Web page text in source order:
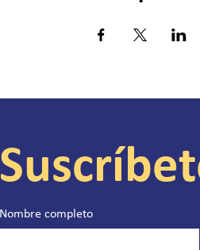
Nombre completo